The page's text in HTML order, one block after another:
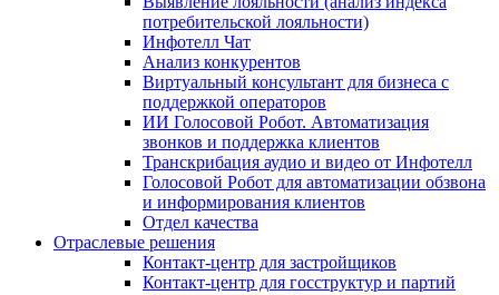
потребительской лояльности)
Инфотелл Чат
Анализ конкурентов
Виртуальный консультант для бизнеса с
поддержкой операторов
ИИ Голосовой Робот. Автоматизация
звонков и поддержка клиентов
Транскрибация аудио и видео от Инфотелл
Голосовой Робот для автоматизации обзвона
и информирования клиентов
Отдел качества
Отраслевые решения
Контакт-центр для застройщиков
Контакт-центр для госструктур и партий